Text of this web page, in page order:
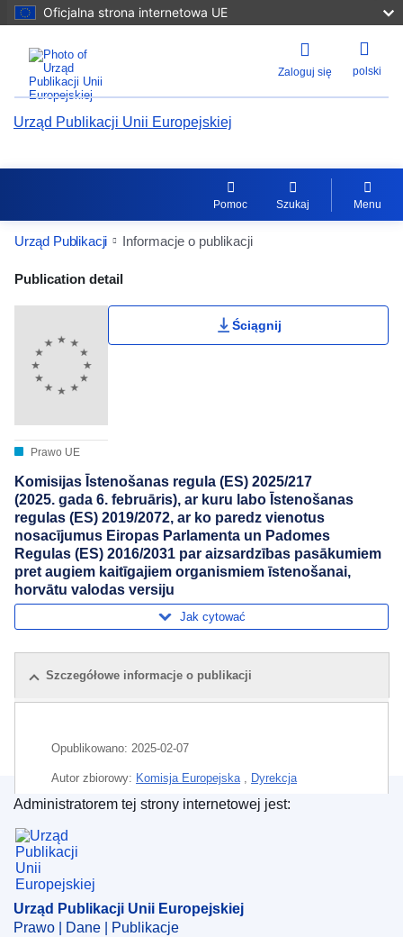
Oficjalna strona internetowa UE
Zaloguj się polski
Urząd Publikacji Unii Europejskiej
Pomoc Szukaj Menu
Urząd Publikacji Informacje o publikacji
Publication Detail Actions Portlet
Klasyfikacja użytkownika
Publication detail
Prawo UE
Ściągnij
Komisijas Īstenošanas regula (ES) 2025/217
(2025. gada 6. februāris), ar kuru labo Īstenošanas
regulas (ES) 2019/2072, ar ko paredz vienotus
nosacījumus Eiropas Parlamenta un Padomes
Regulas (ES) 2016/2031 par aizsardzības pasākumiem
pret augiem kaitīgajiem organismiem īstenošanai,
horvātu valodas versiju
Jak cytować
Szczegółowe informacje o publikacji
Opublikowano: 2025-02-07
Autor zbiorowy: Komisja Europejska , Dyrekcja
Generalna ds. Tłumaczeń Pisemnych(Komisja
Temat:
obszar chroniony
CELEX : 32025R0217
Urząd Publikacji Unii Europejskiej
Administratorem tej strony internetowej jest:
Urząd Publikacji Unii Europejskiej
Prawo | Dane | Publikacje